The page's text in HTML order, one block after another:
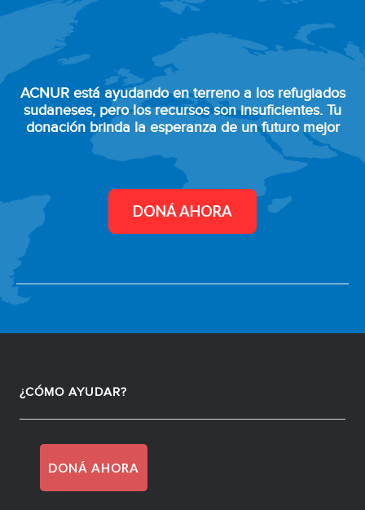
ACNUR está ayudando en terreno a los refugiados
sudaneses, pero los recursos son insuficientes. Tu
donación brinda la esperanza de un futuro mejor
DONÁ AHORA
¿CÓMO AYUDAR?
DONÁ AHORA